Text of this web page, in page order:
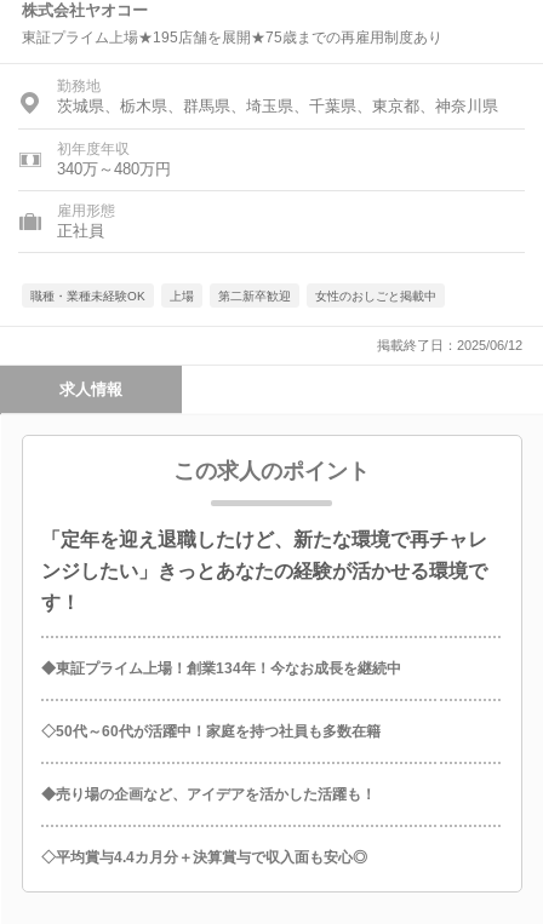
株式会社ヤオコー
東証プライム上場★195店舗を展開★75歳までの再雇用制度あり
勤務地
茨城県、栃木県、群馬県、埼玉県、千葉県、東京都、神奈川県
初年度年収
340万～480万円
雇用形態
正社員
職種・業種未経験OK 上場 第二新卒歓迎 女性のおしごと掲載中
掲載終了日：2025/06/12
求人情報
この求人のポイント
「定年を迎え退職したけど、新たな環境で再チャレ
ンジしたい」きっとあなたの経験が活かせる環境で
す！
◆東証プライム上場！創業134年！今なお成長を継続中
◇50代～60代が活躍中！家庭を持つ社員も多数在籍
◆売り場の企画など、アイデアを活かした活躍も！
◇平均賞与4.4カ月分＋決算賞与で収入面も安心◎